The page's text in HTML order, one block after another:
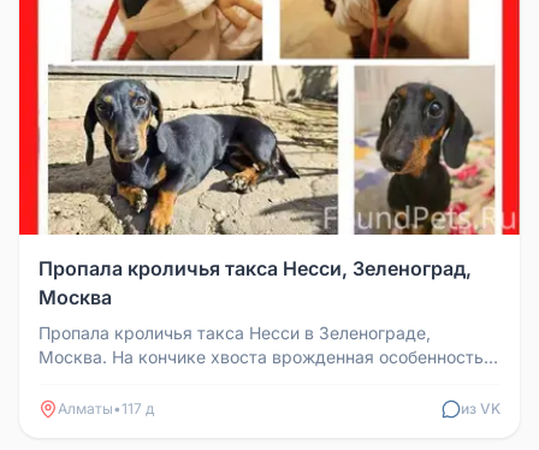
Пропала кроличья такса Несси, Зеленоград,
Москва
Пропала кроличья такса Несси в Зеленограде,
Москва. На кончике хвоста врожденная особенность.
Алматы•117 д из VK